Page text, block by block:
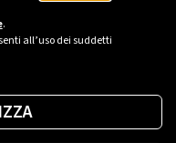
.
all’uso dei suddetti